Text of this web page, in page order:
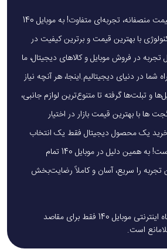
یک خرید هوشمندانه ، قیمت منصفانه، تجربه‌ای متفاوت! به موبایل 140
با بهترین قیمت و برترین کیفیت در
شماست! با 28 سال تجربه در فروش موبایل و کالاهای دیجیتال، ما
شما در دنیای دیجیتالیم.اینجا، هر آنچه نیاز
و تبلت‌ها گرفته تا متنوع‌ترین لوازم جانبی،
ها با بهترین قیمت بازار در اختیار
یک محصول دیجیتال فقط یک انتخاب
نیست، بلکه یک تجربه است! به همین دلیل در موبایل 140 تمام
تجربه را سریع، آسان و کاملاً رضایت‌بخش
استفاده از مطالب فروشگاه اینترنتی موبایل 140 فقط برای مقاصد
است.